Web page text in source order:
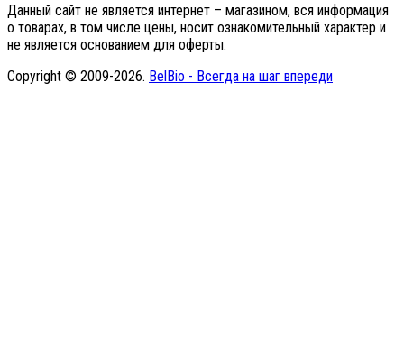
Данный сайт не является интернет – магазином, вся информация
о товарах, в том числе цены, носит ознакомительный характер и
не является основанием для оферты.
Copyright © 2009-2026. BelBio - Всегда на шаг впереди